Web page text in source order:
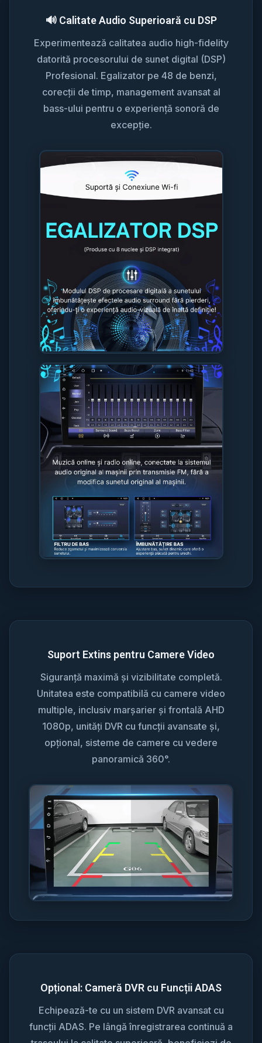
🔊 Calitate Audio Superioară cu DSP
Experimentează calitatea audio high-fidelity
datorită procesorului de sunet digital (DSP)
Profesional. Egalizator pe 48 de benzi,
corecții de timp, management avansat al
bass-ului pentru o experiență sonoră de
excepție.
Suport Extins pentru Camere Video
Siguranță maximă și vizibilitate completă.
Unitatea este compatibilă cu camere video
multiple, inclusiv marșarier și frontală AHD
1080p, unități DVR cu funcții avansate și,
opțional, sisteme de camere cu vedere
panoramică 360°.
Opțional: Cameră DVR cu Funcții ADAS
Echipează-te cu un sistem DVR avansat cu
funcții ADAS. Pe lângă înregistrarea continuă a